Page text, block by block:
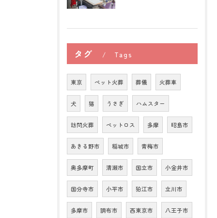
タグ Tags
東京 ペット火葬 葬儀 火葬車
犬 猫 うさぎ ハムスター
訪問火葬 ペットロス 多摩 昭島市
あきる野市 稲城市 青梅市
奥多摩町 清瀬市 国立市 小金井市
国分寺市 小平市 狛江市 立川市
多摩市 調布市 西東京市 八王子市